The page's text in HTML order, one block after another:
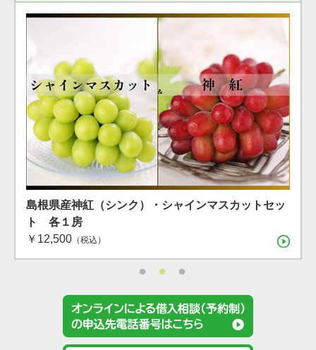
島根県産 シャインマスカット １房（600g）（7月下
旬〜8月上旬）
（税込）
島根県産神紅（シンク）・シャインマスカットセッ
ト 各１房
￥12,500 （税込）
島根県産 アールスメロン2玉箱
（税込）